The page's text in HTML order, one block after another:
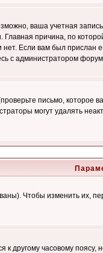
ваша учетная
Главная причина, по
Если вам был
с администратором
письмо, которое
могут удалять
Чтобы изменить их,
часовому поясу,